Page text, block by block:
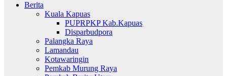
Berita
Kuala Kapuas
PUPRPKP Kab.Kapuas
Disparbudpora
Palangka Raya
Lamandau
Kotawaringin
Pemkab Murung Raya